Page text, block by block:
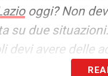
oggi? Non
su due
devi avere delle
anche la loro